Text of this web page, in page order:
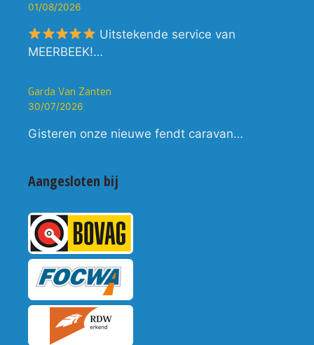
01/08/2026
Uitstekende service van
MEERBEEK!…
Garda Van Zanten
30/07/2026
Gisteren onze nieuwe fendt caravan…
Aangesloten bij